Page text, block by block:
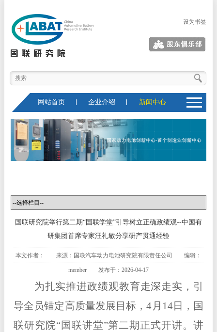
设为书签
股东俱乐部
网站首页 企业介绍 新闻中心
国联研究院举行第二期“国联学堂”引导树立正确政绩观--中国有
研集团首席专家汪礼敏分享研产贯通经验
本文作者： 来源：国联汽车动力电池研究院有限责任公司 编辑：
member 发布于：2026-04-17
为扎实推进政绩观教育走深走实，引
导全员锚定高质量发展目标，4月14日，国
联研究院“国联讲堂”第二期正式开讲。讲